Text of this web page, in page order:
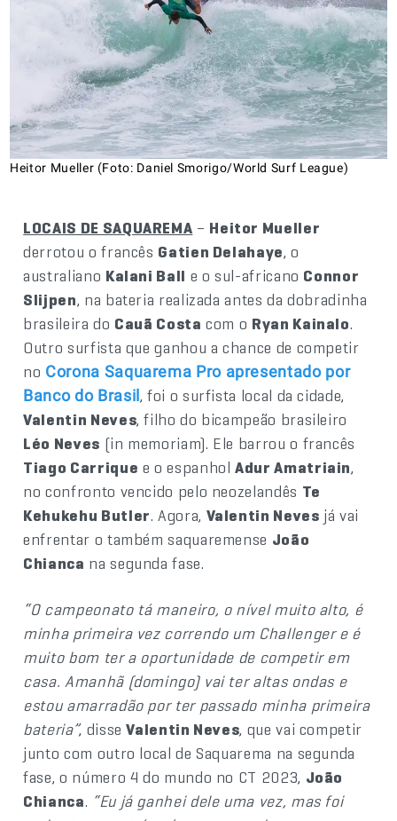
Heitor Mueller (Foto: Daniel Smorigo/World Surf League)
LOCAIS DE SAQUAREMA – Heitor Mueller
derrotou o francês Gatien Delahaye, o
australiano Kalani Ball e o sul-africano Connor
Slijpen, na bateria realizada antes da dobradinha
brasileira do Cauã Costa com o Ryan Kainalo.
Outro surfista que ganhou a chance de competir
no Corona Saquarema Pro apresentado por
Banco do Brasil , foi o surfista local da cidade,
Valentin Neves, filho do bicampeão brasileiro
Léo Neves (in memoriam). Ele barrou o francês
Tiago Carrique e o espanholAdur Amatriain,
no confronto vencido pelo neozelandês Te
Kehukehu Butler. Agora, Valentin Neves já vai
enfrentar o também saquaremense João
Chianca na segunda fase.
“O campeonato tá maneiro, o nível muito alto, é
minha primeira vez correndo um Challenger e é
muito bom ter a oportunidade de competir em
casa. Amanhã (domingo) vai ter altas ondas e
estou amarradão por ter passado minha primeira
bateria”, disseValentin Neves, que vai competir
junto com outro local de Saquarema na segunda
fase, o número 4 do mundo no CT 2023, João
Chianca. “Eu já ganhei dele uma vez, mas foi